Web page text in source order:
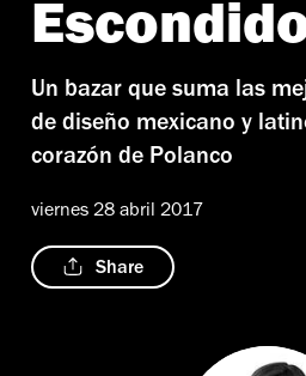
Un bazar que suma las
de diseño mexicano y
corazón de Polanco
viernes 28 abril 2017
Share